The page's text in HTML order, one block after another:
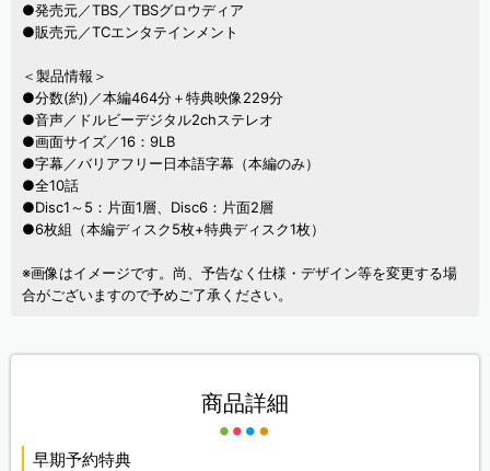
●発売元／TBS／TBSグロウディア
●販売元／TCエンタテインメント
＜製品情報＞
●分数(約)／本編464分＋特典映像229分
●音声／ドルビーデジタル2chステレオ
●画面サイズ／16：9LB
●字幕／バリアフリー日本語字幕（本編のみ）
●全10話
●Disc1～5：片面1層、Disc6：片面2層
●6枚組（本編ディスク5枚+特典ディスク1枚）
※画像はイメージです。尚、予告なく仕様・デザイン等を変更する場
合がございますので予めご了承ください。
商品詳細
早期予約特典